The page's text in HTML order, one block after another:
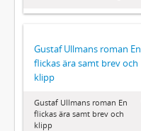
Gustaf Ullmans roman En
flickas ära samt brev och
klipp
Gustaf Ullmans roman En
flickas ära samt brev och
klipp